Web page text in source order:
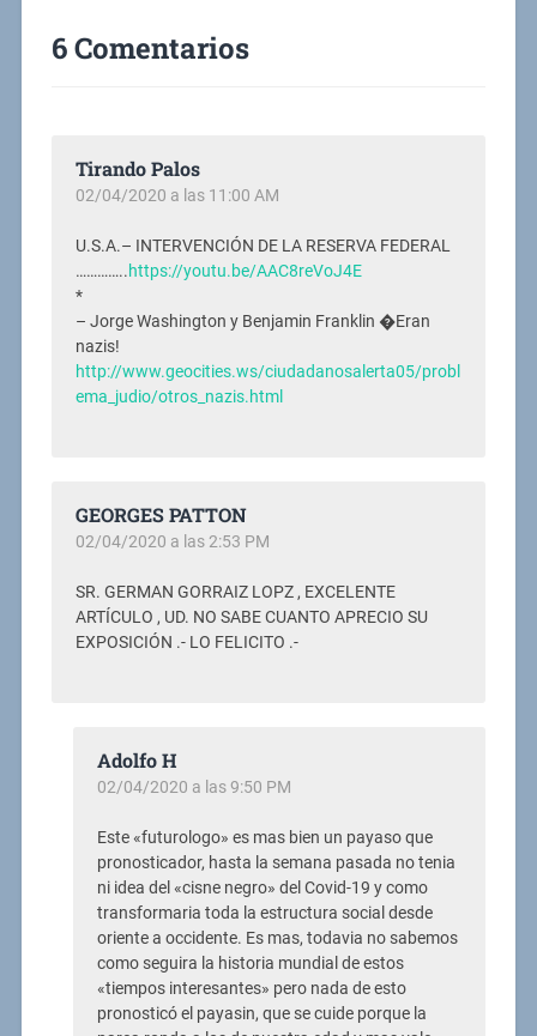
6 Comentarios
Tirando Palos
02/04/2020 a las 11:00 AM
U.S.A.– INTERVENCIÓN DE LA RESERVA FEDERAL
…………..https://youtu.be/AAC8reVoJ4E
*
– Jorge Washington y Benjamin Franklin �Eran
nazis!
http://www.geocities.ws/ciudadanosalerta05/probl
ema_judio/otros_nazis.html
GEORGES PATTON
02/04/2020 a las 2:53 PM
SR. GERMAN GORRAIZ LOPZ , EXCELENTE
ARTÍCULO , UD. NO SABE CUANTO APRECIO SU
EXPOSICIÓN .- LO FELICITO .-
Adolfo H
02/04/2020 a las 9:50 PM
Este «futurologo» es mas bien un payaso que
pronosticador, hasta la semana pasada no tenia
ni idea del «cisne negro» del Covid-19 y como
transformaria toda la estructura social desde
oriente a occidente. Es mas, todavia no sabemos
como seguira la historia mundial de estos
«tiempos interesantes» pero nada de esto
pronosticó el payasin, que se cuide porque la